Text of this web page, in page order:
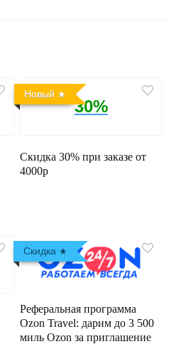
Новый
30%
Скидка 30% при заказе от
4000р
Скидка
Реферальная программа
Ozon Travel: дарим до 3 500
миль Ozon за приглашение